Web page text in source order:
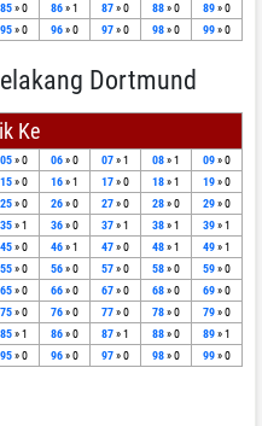
85» 0 86» 1 87» 0 88» 0 89» 0
95» 0 96» 0 97» 0 98» 0 99» 0
Dortmund
Ke
05» 0 06» 0 07» 1 08» 1 09» 0
15» 0 16» 1 17» 0 18» 1 19» 0
25» 0 26» 0 27» 0 28» 0 29» 0
35» 1 36» 0 37» 1 38» 1 39» 1
45» 0 46» 1 47» 0 48» 1 49» 1
55» 0 56» 0 57» 0 58» 0 59» 0
65» 0 66» 0 67» 0 68» 0 69» 0
75» 0 76» 0 77» 0 78» 0 79» 0
85» 1 86» 0 87» 1 88» 0 89» 1
95» 0 96» 0 97» 0 98» 0 99» 0